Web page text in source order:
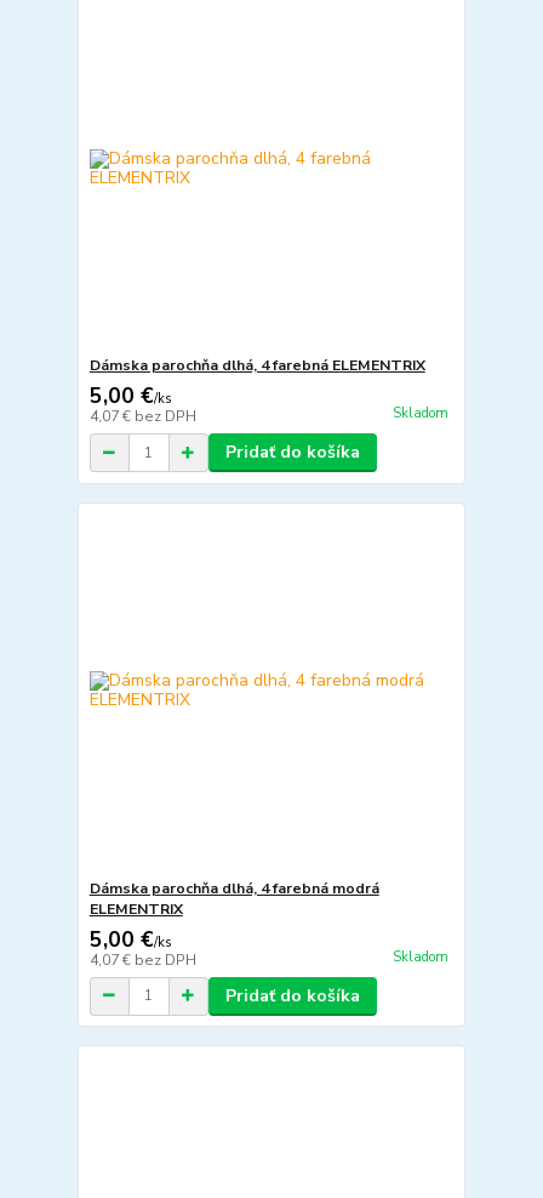
Dámska parochňa dlhá, 4 farebná ELEMENTRIX
5,00 €/ks
4,07 € bez DPH Skladom
Pridať do košíka
Dámska parochňa dlhá, 4 farebná modrá
ELEMENTRIX
5,00 €/ks
4,07 € bez DPH Skladom
Pridať do košíka